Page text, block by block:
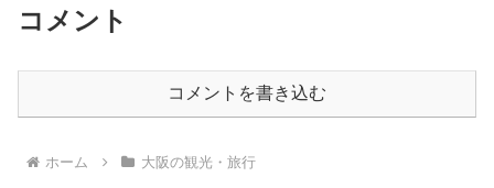
コメント
コメントを書き込む
ホーム 大阪の観光・旅行